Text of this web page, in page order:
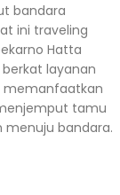
bandara
ini traveling
Hatta
layanan
memanfaatkan
tamu
menuju bandara.